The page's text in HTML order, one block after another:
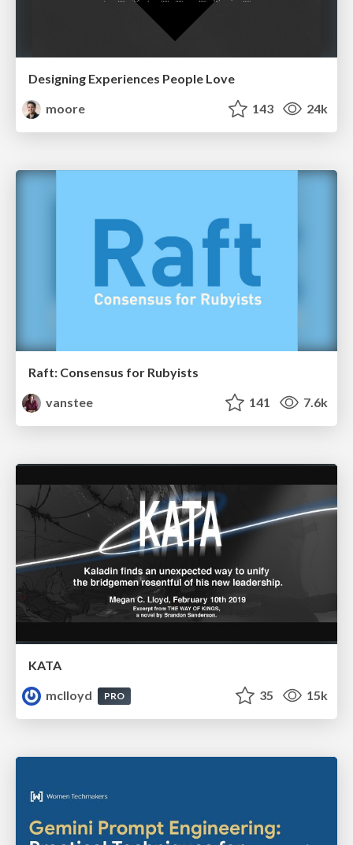
Designing Experiences People Love
moore
143 24k
Raft: Consensus for Rubyists
vanstee
141 7.6k
KATA
mclloyd
PRO 35 15k